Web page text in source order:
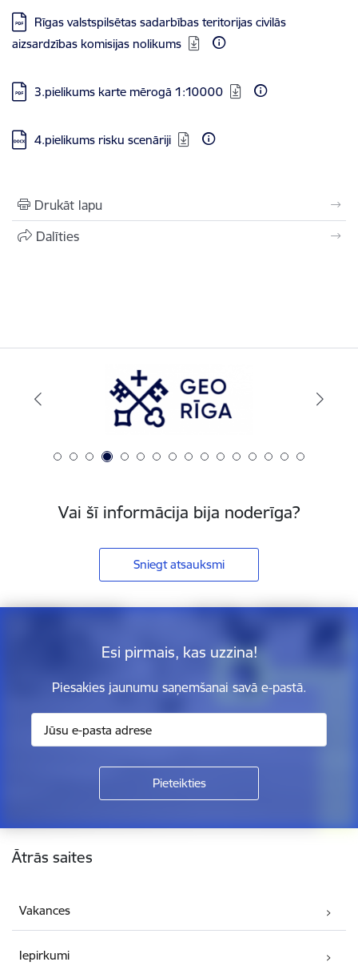
Lejupielādēt:
Rīgas valstspilsētas sadarbības teritorijas civilās
aizsardzības komisijas nolikums
Lejupielādēt:
3.pielikums karte mērogā 1:10000
Lejupielādēt:
4.pielikums risku scenāriji
Drukāt lapu
Dalīties
Vai šī informācija bija noderīga?
Sniegt atsauksmi
Esi pirmais, kas uzzina!
Piesakies jaunumu saņemšanai savā e-pastā.
Ātrās saites
Vakances
Iepirkumi